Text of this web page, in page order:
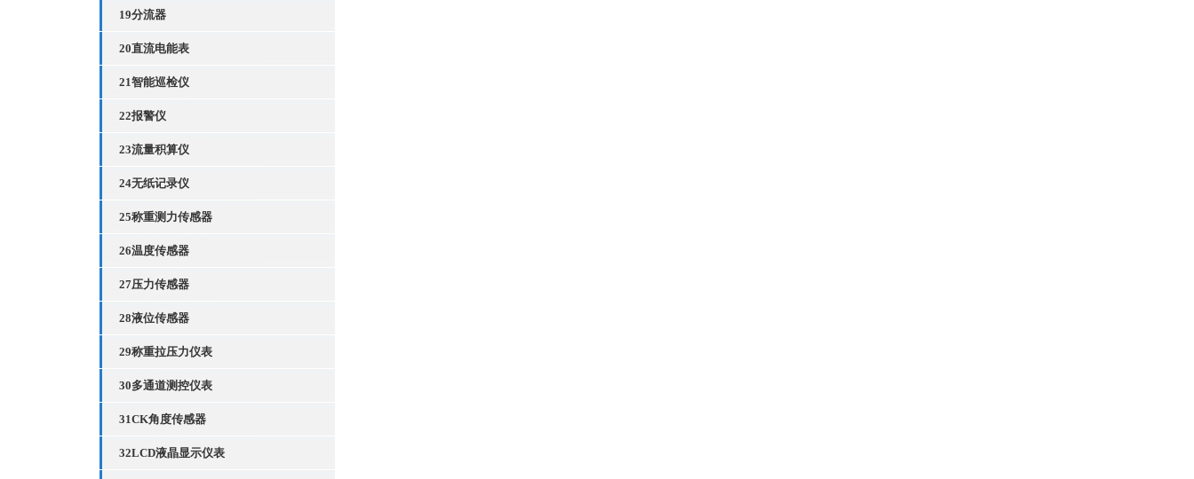
19分流器
20直流电能表
21智能巡检仪
22报警仪
23流量积算仪
24无纸记录仪
25称重测力传感器
26温度传感器
27压力传感器
28液位传感器
29称重拉压力仪表
30多通道测控仪表
31CK角度传感器
32LCD液晶显示仪表